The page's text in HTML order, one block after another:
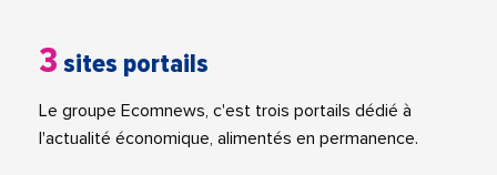
3 sites portails
Le groupe Ecomnews, c'est trois portails dédié à
l'actualité économique, alimentés en permanence.